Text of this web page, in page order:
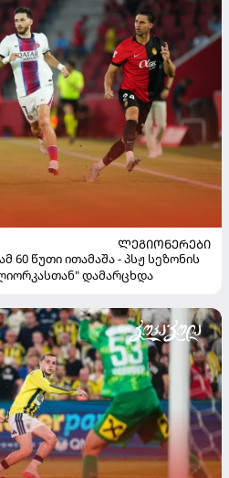
ᲚᲔᲒᲘᲝᲜᲔᲠᲔᲑᲘ
60 წუთი ითამაშა - პსჟ სეზონის
დამარცხდა